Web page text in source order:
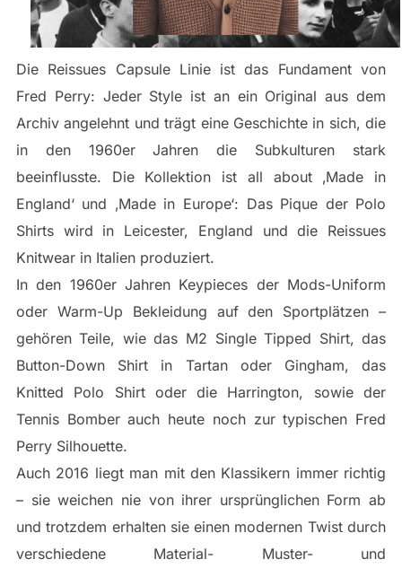
Die Reissues Capsule Linie ist das Fundament von
Fred Perry: Jeder Style ist an ein Original aus dem
Archiv angelehnt und trägt eine Geschichte in sich, die
in den 1960er Jahren die Subkulturen stark
beeinflusste. Die Kollektion ist all about ‚Made in
England‘ und ‚Made in Europe‘: Das Pique der Polo
Shirts wird in Leicester, England und die Reissues
Knitwear in Italien produziert.
In den 1960er Jahren Keypieces der Mods-Uniform
oder Warm-Up Bekleidung auf den Sportplätzen –
gehören Teile, wie das M2 Single Tipped Shirt, das
Button-Down Shirt in Tartan oder Gingham, das
Knitted Polo Shirt oder die Harrington, sowie der
Tennis Bomber auch heute noch zur typischen Fred
Perry Silhouette.
Auch 2016 liegt man mit den Klassikern immer richtig
– sie weichen nie von ihrer ursprünglichen Form ab
und trotzdem erhalten sie einen modernen Twist durch
verschiedene Material- Muster- und